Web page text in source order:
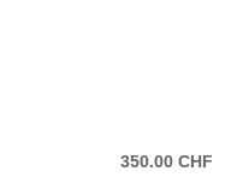
350.00 CHF